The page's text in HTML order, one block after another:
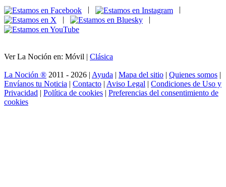
|
|
Ver La Noción en: Móvil | Clásica
La Noción ® 2011 - 2026 | Ayuda | Mapa del sitio | Quienes somos |
Envíanos tu Noticia | Contacto | Aviso Legal | Condiciones de Uso y
Privacidad | Política de cookies | Preferencias del consentimiento de
cookies